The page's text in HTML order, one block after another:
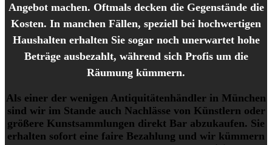
Angebot machen. Oftmals decken die Gegenstände die
Kosten. In manchen Fällen, speziell bei hochwertigen
Haushalten erhalten Sie sogar noch unerwartet hohe
Beträge ausbezahlt, während sich Profis um die
Räumung kümmern.
Als einer der wenigen Antiquitätenhändler in München
sind wir im Stande auch Nachlässe von Künstlern oder
größere Kunstsammlungen direkt Bar abzukaufen. Sie
erhalten sofort eine faire Bezahlung und wir kümmern